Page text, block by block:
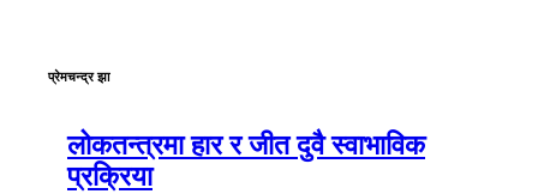
प्रेमचन्द्र झा
लोकतन्त्रमा हार र जीत दुवै स्वाभाविक
प्रक्रिया